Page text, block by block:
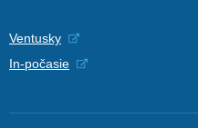
Ventusky
In-počasie